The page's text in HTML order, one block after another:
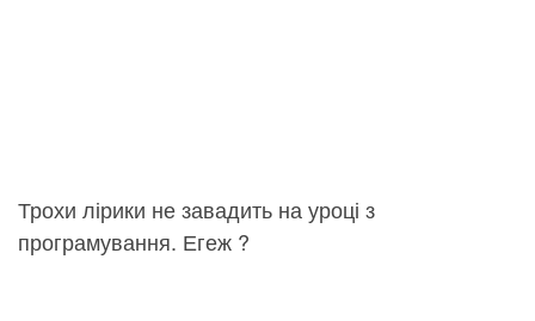
Трохи лірики не завадить на уроці з
програмування. Егеж ?